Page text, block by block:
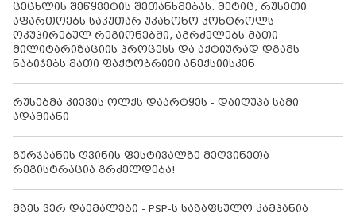
ცეცხლის შეწყვეტის შეთანხმებას. მეტიც, რუსეთი
აფართოებს საკუთარ უკანონო კონტროლს
ოკუპირებულ რეგიონებში, აგრძელებს მათი
მილიტარიზაციის პროცესს და აქტიურად დგამს
ნაბიჯებს მათი ფაქტობრივი ანექსიისკენ
რუსებმა კიევის ოლქს დაარტყეს - დაიღუპა სამი
ადამიანი
გურჯაანის ღვინის ფესტივალზე მეღვინეთა
რეგისტრაცია გრძელდება!
მზეს ვერ დაემალები - PSP-ს საზაფხულო კამპანია